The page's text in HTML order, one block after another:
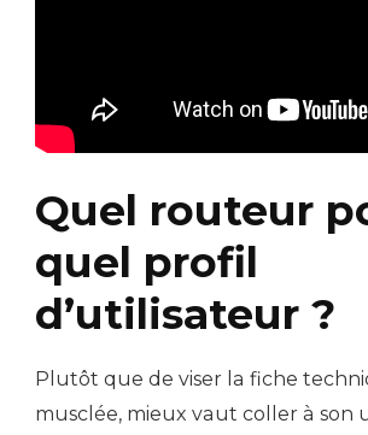
Quel routeur
quel profil
d’utilisateur ?
Plutôt que de viser la fiche
musclée, mieux vaut coller à son